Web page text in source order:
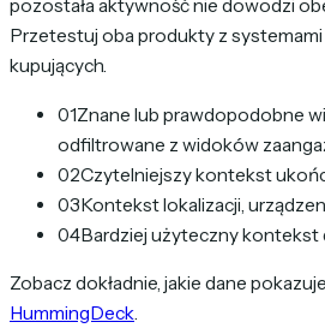
pozostała aktywność nie dowodzi
Przetestuj oba produkty z
kupujących.
01Znane lub prawdopodobne
odfiltrowane z widoków
02Czytelniejszy kontekst
03Kontekst lokalizacji,
04Bardziej użyteczny
Zobacz dokładnie, jakie dane pokazuje
HummingDeck.